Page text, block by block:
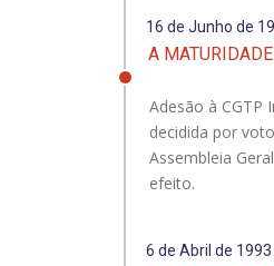
16 de Junho de
A MATURIDADE
Adesão à CGTP
decidida por
Assembleia
efeito.
6 de Abril de 1993